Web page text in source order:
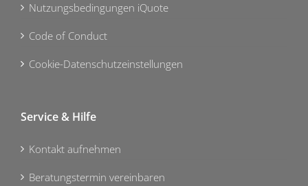
Nutzungsbedingungen iQuote
Code of Conduct
Cookie-Datenschutzeinstellungen
Service & Hilfe
Kontakt aufnehmen
Beratungstermin vereinbaren